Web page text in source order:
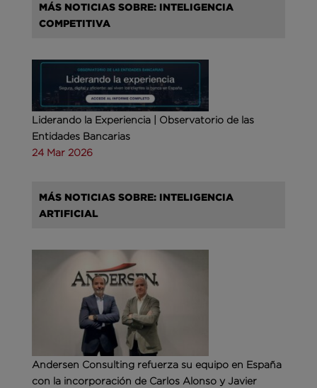
MÁS NOTICIAS SOBRE: INTELIGENCIA
COMPETITIVA
Liderando la Experiencia | Observatorio de las
Entidades Bancarias
24 Mar 2026
MÁS NOTICIAS SOBRE: INTELIGENCIA
ARTIFICIAL
Andersen Consulting refuerza su equipo en España
con la incorporación de Carlos Alonso y Javier